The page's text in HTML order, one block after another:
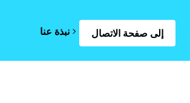
إلى صفحة الاتصال نبذة عنا